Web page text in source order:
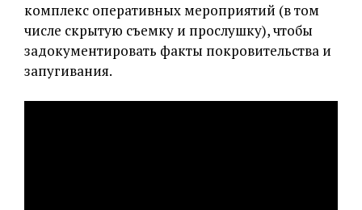
комплекс оперативных мероприятий (в том
числе скрытую съемку и прослушку), чтобы
задокументировать факты покровительства и
запугивания.